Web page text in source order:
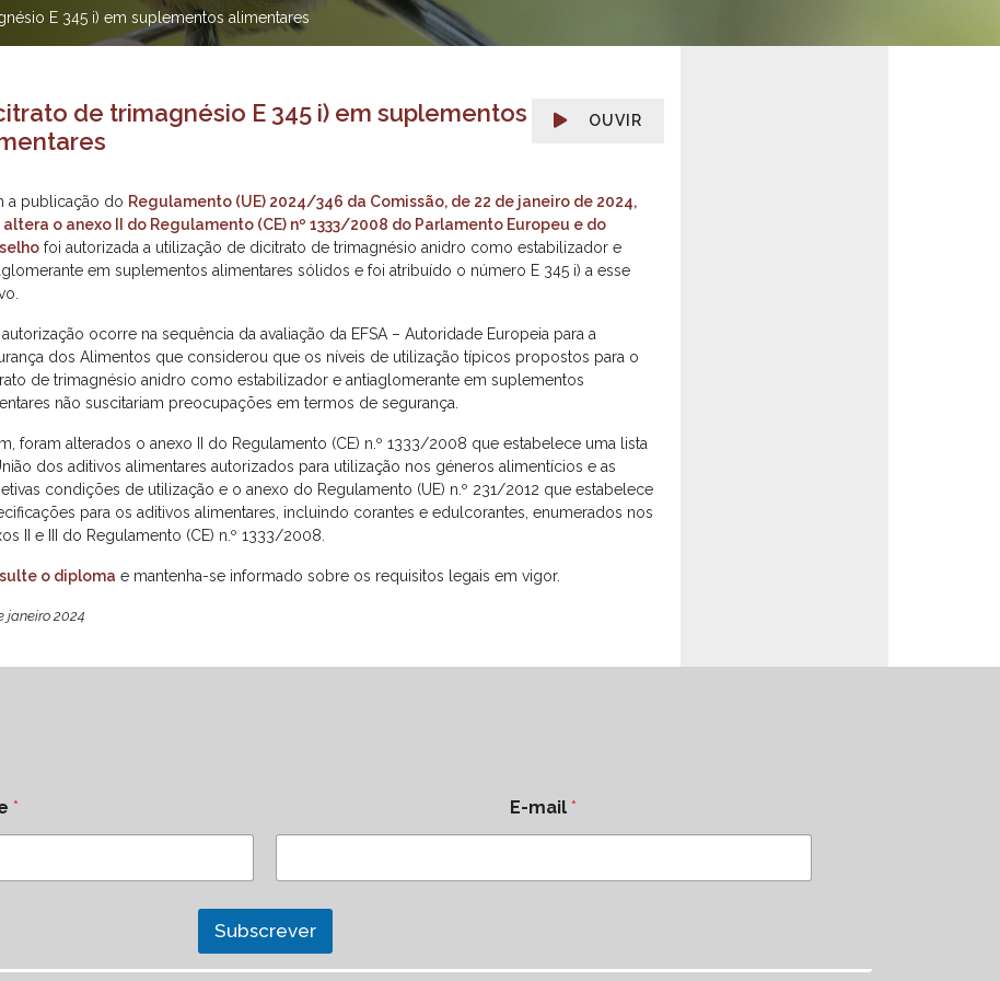
E 345 i) em suplementos alimentares
OUVIR
de trimagnésio E 345 i) em suplementos
a publicação do Regulamento (UE) 2024/346 da Comissão, de 22 de janeiro de 2024,
o anexo II do Regulamento (CE) nº 1333/2008 do Parlamento Europeu e do
foi autorizada a utilização de dicitrato de trimagnésio anidro como estabilizador e
em suplementos alimentares sólidos e foi atribuído o número E 345 i) a esse
autorização ocorre na sequência da avaliação da EFSA – Autoridade Europeia para a
dos Alimentos que considerou que os níveis de utilização típicos propostos para o
de trimagnésio anidro como estabilizador e antiaglomerante em suplementos
não suscitariam preocupações em termos de segurança.
foram alterados o anexo II do Regulamento (CE) n.º 1333/2008 que estabelece uma lista
dos aditivos alimentares autorizados para utilização nos géneros alimentícios e as
condições de utilização e o anexo do Regulamento (UE) n.º 231/2012 que estabelece
para os aditivos alimentares, incluindo corantes e edulcorantes, enumerados nos
II e III do Regulamento (CE) n.º 1333/2008.
o diploma e mantenha-se informado sobre os requisitos legais em vigor.
janeiro 2024
* E-mail*
Subscrever